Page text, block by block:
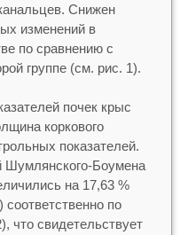
Снижен
изменений в
по сравнению с
группе (см. рис. 1).
почек крыс
коркового
показателей.
Шумлянского-Боумена
на 17,63 %
по
что свидетельствует